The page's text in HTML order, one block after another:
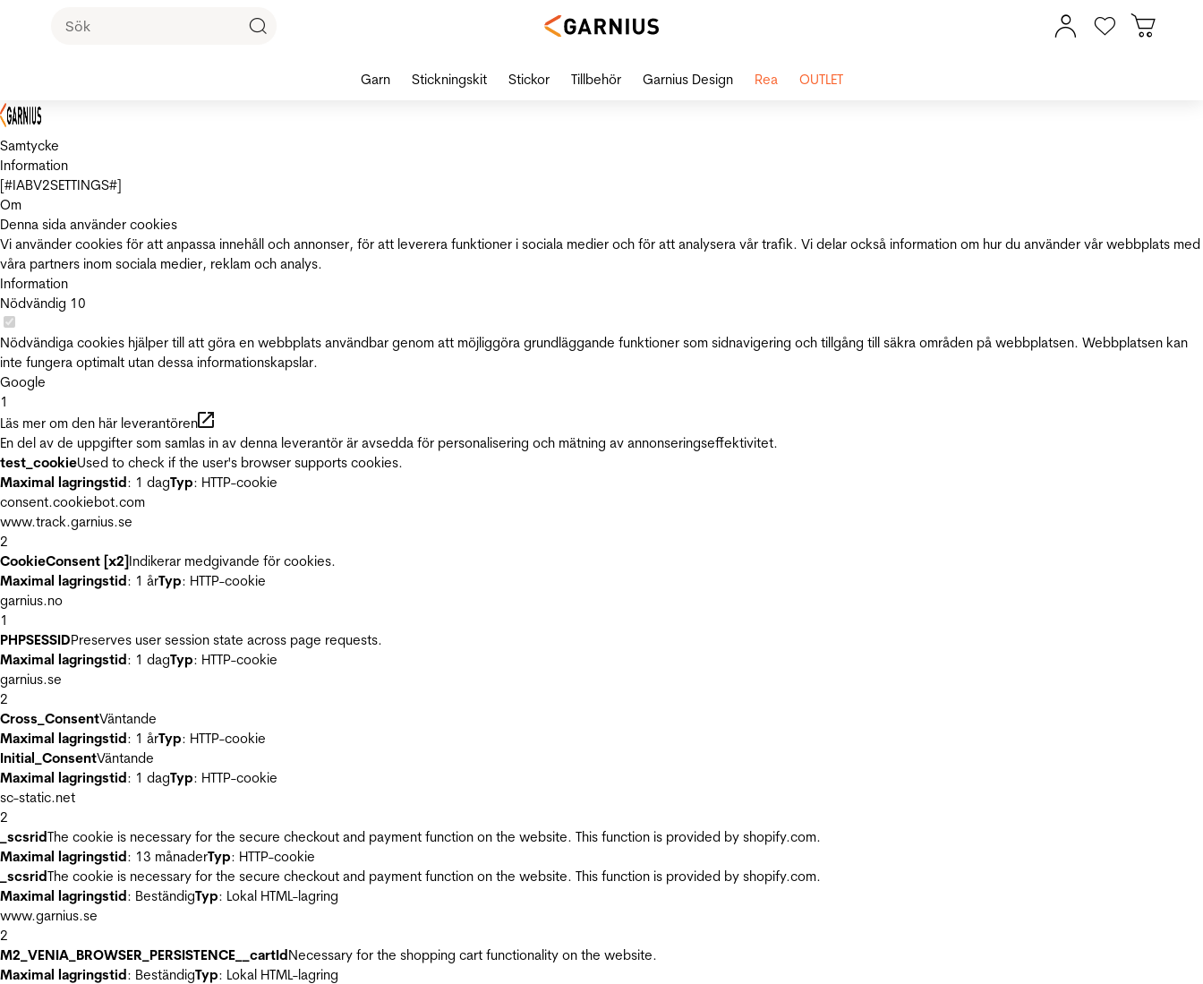
Samtycke
Information
[#IABV2SETTINGS#]
Om
Denna sida använder cookies
Vi använder cookies för att anpassa innehåll och annonser, för att leverera funktioner i sociala medier och för att analysera vår trafik. Vi delar också information om hur du använder vår webbplats med
våra partners inom sociala medier, reklam och analys.
Information
Nödvändig 10
Nödvändiga cookies hjälper till att göra en webbplats användbar genom att möjliggöra grundläggande funktioner som sidnavigering och tillgång till säkra områden på webbplatsen. Webbplatsen kan
inte fungera optimalt utan dessa informationskapslar.
Google
1
Läs mer om den här leverantören
En del av de uppgifter som samlas in av denna leverantör är avsedda för personalisering och mätning av annonseringseffektivitet.
test_cookieUsed to check if the user's browser supports cookies.
Maximal lagringstid: 1 dagTyp: HTTP-cookie
consent.cookiebot.com
www.track.garnius.se
2
CookieConsent [x2]Indikerar medgivande för cookies.
Maximal lagringstid: 1 årTyp: HTTP-cookie
garnius.no
1
PHPSESSIDPreserves user session state across page requests.
Maximal lagringstid: 1 dagTyp: HTTP-cookie
garnius.se
2
Cross_ConsentVäntande
Maximal lagringstid: 1 årTyp: HTTP-cookie
Initial_ConsentVäntande
Maximal lagringstid: 1 dagTyp: HTTP-cookie
sc-static.net
2
_scsridThe cookie is necessary for the secure checkout and payment function on the website. This function is provided by shopify.com.
Maximal lagringstid: 13 månaderTyp: HTTP-cookie
_scsridThe cookie is necessary for the secure checkout and payment function on the website. This function is provided by shopify.com.
Maximal lagringstid: BeständigTyp: Lokal HTML-lagring
www.garnius.se
2
M2_VENIA_BROWSER_PERSISTENCE__cartIdNecessary for the shopping cart functionality on the website.
Maximal lagringstid: BeständigTyp: Lokal HTML-lagring
Garn Stickningskit Stickor Tillbehör Garnius Design Rea OUTLET